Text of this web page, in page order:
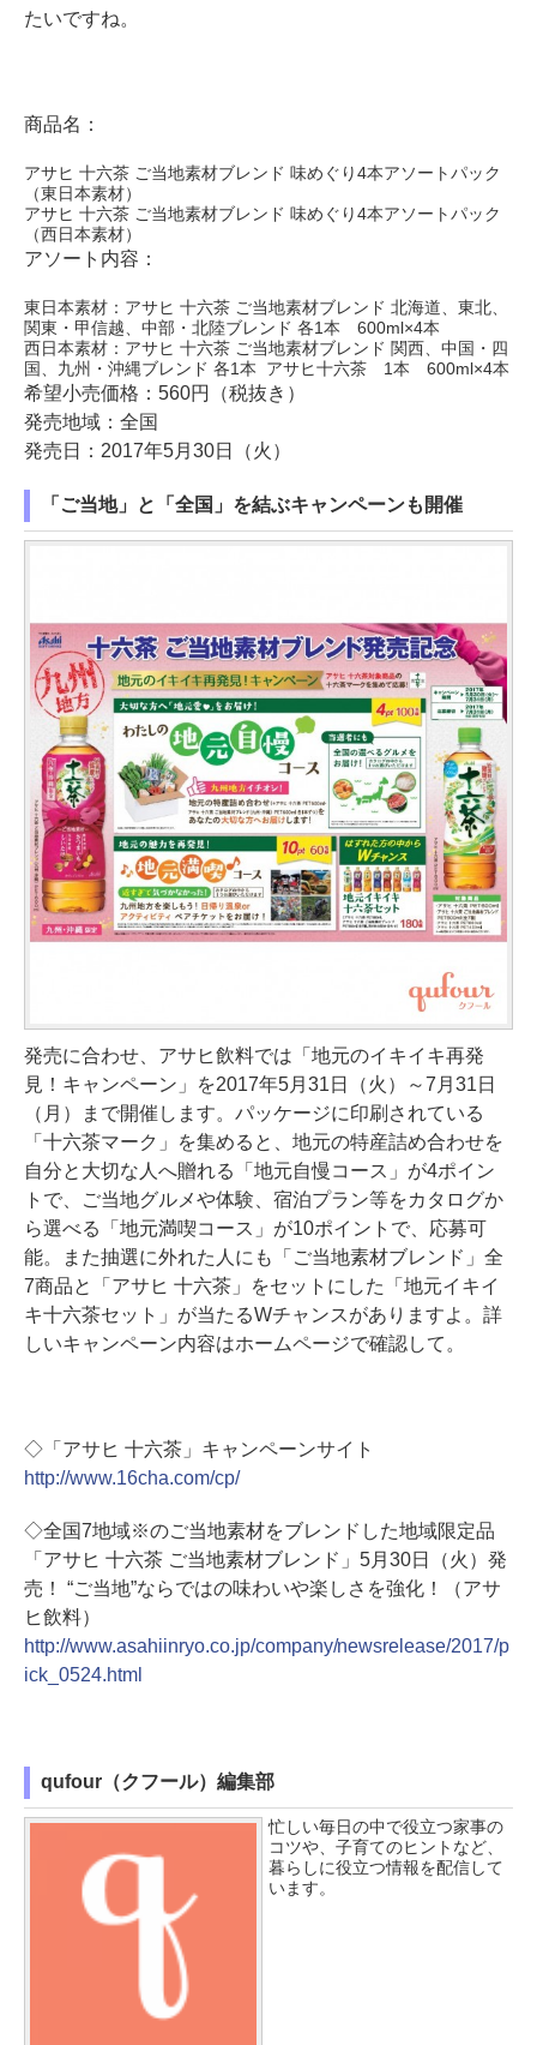
たいですね。
商品名：
アサヒ 十六茶 ご当地素材ブレンド 味めぐり4本アソートパック
（東日本素材）
アサヒ 十六茶 ご当地素材ブレンド 味めぐり4本アソートパック
（西日本素材）
アソート内容：
東日本素材：アサヒ 十六茶 ご当地素材ブレンド 北海道、東北、
関東・甲信越、中部・北陸ブレンド 各1本 600ml×4本
西日本素材：アサヒ 十六茶 ご当地素材ブレンド 関西、中国・四
国、九州・沖縄ブレンド 各1本 アサヒ十六茶 1本 600ml×4本
希望小売価格：560円（税抜き）
発売地域：全国
発売日：2017年5月30日（火）
「ご当地」と「全国」を結ぶキャンペーンも開催
発売に合わせ、アサヒ飲料では「地元のイキイキ再発
見！キャンペーン」を2017年5月31日（火）～7月31日
（月）まで開催します。パッケージに印刷されている
「十六茶マーク」を集めると、地元の特産詰め合わせを
自分と大切な人へ贈れる「地元自慢コース」が4ポイン
トで、ご当地グルメや体験、宿泊プラン等をカタログか
ら選べる「地元満喫コース」が10ポイントで、応募可
能。また抽選に外れた人にも「ご当地素材ブレンド」全
7商品と「アサヒ 十六茶」をセットにした「地元イキイ
キ十六茶セット」が当たるWチャンスがありますよ。詳
しいキャンペーン内容はホームページで確認して。
◇「アサヒ 十六茶」キャンペーンサイト
http://www.16cha.com/cp/
◇全国7地域※のご当地素材をブレンドした地域限定品
「アサヒ 十六茶 ご当地素材ブレンド」5月30日（火）発
売！ “ご当地”ならではの味わいや楽しさを強化！（アサ
ヒ飲料）
http://www.asahiinryo.co.jp/company/newsrelease/2017/p
ick_0524.html
qufour（クフール）編集部
忙しい毎日の中で役立つ家事の
コツや、子育てのヒントなど、
暮らしに役立つ情報を配信して
います。